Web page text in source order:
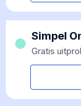
Simpel
Gratis